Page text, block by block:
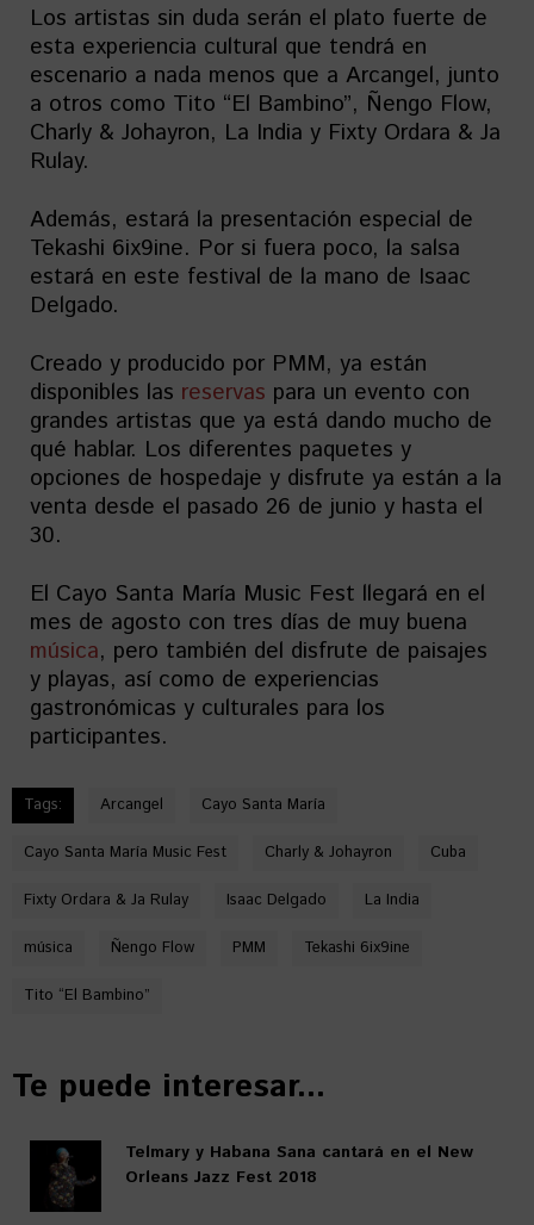
Los artistas sin duda serán el plato fuerte de
esta experiencia cultural que tendrá en
escenario a nada menos que a Arcangel, junto
a otros como Tito “El Bambino”, Ñengo Flow,
Charly & Johayron, La India y Fixty Ordara & Ja
Rulay.
Además, estará la presentación especial de
Tekashi 6ix9ine. Por si fuera poco, la salsa
estará en este festival de la mano de Isaac
Delgado.
Creado y producido por PMM, ya están
disponibles las reservas para un evento con
grandes artistas que ya está dando mucho de
qué hablar. Los diferentes paquetes y
opciones de hospedaje y disfrute ya están a la
venta desde el pasado 26 de junio y hasta el
30.
El Cayo Santa María Music Fest llegará en el
mes de agosto con tres días de muy buena
música, pero también del disfrute de paisajes
y playas, así como de experiencias
gastronómicas y culturales para los
participantes.
Tags: Arcangel Cayo Santa María
Cayo Santa María Music Fest Charly & Johayron Cuba
Fixty Ordara & Ja Rulay Isaac Delgado La India
música Ñengo Flow PMM Tekashi 6ix9ine
Tito “El Bambino”
Te puede interesar...
Telmary y Habana Sana cantará en el New
Orleans Jazz Fest 2018